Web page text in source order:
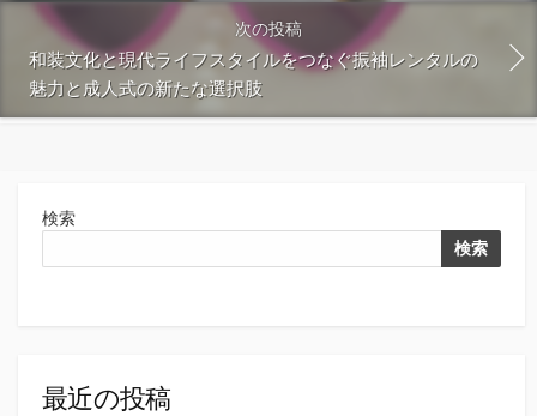
次の投稿
和装文化と現代ライフスタイルをつなぐ振袖レンタルの
魅力と成人式の新たな選択肢
検索
検索
最近の投稿